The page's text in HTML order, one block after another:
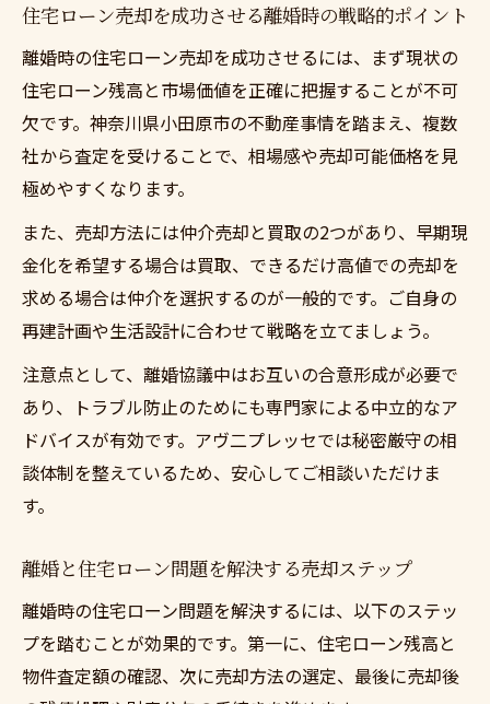
住宅ローン売却を成功させる離婚時の戦略的ポイント
離婚時の住宅ローン売却を成功させるには、まず現状の
住宅ローン残高と市場価値を正確に把握することが不可
欠です。神奈川県小田原市の不動産事情を踏まえ、複数
社から査定を受けることで、相場感や売却可能価格を見
極めやすくなります。
また、売却方法には仲介売却と買取の2つがあり、早期現
金化を希望する場合は買取、できるだけ高値での売却を
求める場合は仲介を選択するのが一般的です。ご自身の
再建計画や生活設計に合わせて戦略を立てましょう。
注意点として、離婚協議中はお互いの合意形成が必要で
あり、トラブル防止のためにも専門家による中立的なア
ドバイスが有効です。アヴ二プレッセでは秘密厳守の相
談体制を整えているため、安心してご相談いただけま
す。
離婚と住宅ローン問題を解決する売却ステップ
離婚時の住宅ローン問題を解決するには、以下のステッ
プを踏むことが効果的です。第一に、住宅ローン残高と
物件査定額の確認、次に売却方法の選定、最後に売却後